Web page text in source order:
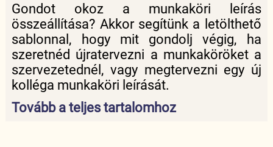
Gondot okoz a munkaköri leírás
összeállítása? Akkor segítünk a letölthető
sablonnal, hogy mit gondolj végig, ha
szeretnéd újratervezni a munkaköröket a
szervezetednél, vagy megtervezni egy új
kolléga munkaköri leírását.
Tovább a teljes tartalomhoz